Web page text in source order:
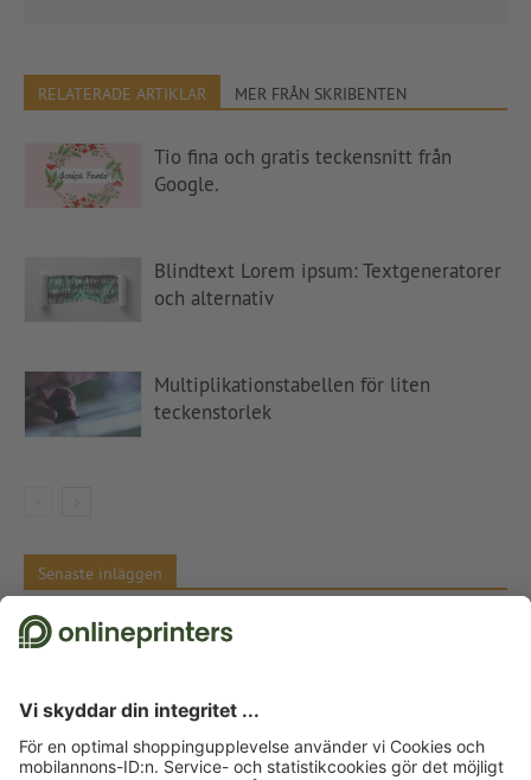
RELATERADE ARTIKLAR MER FRÅN SKRIBENTEN
Tio fina och gratis teckensnitt från
Google.
Blindtext Lorem ipsum: Textgeneratorer
och alternativ
Multiplikationstabellen för liten
teckenstorlek
Senaste inläggen
Julklappar till kunder – inspiration och tips